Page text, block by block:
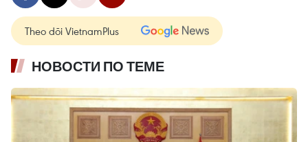
Theo dõi VietnamPlus
НОВОСТИ ПО ТЕМЕ